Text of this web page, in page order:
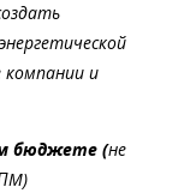
и
бюджете (не